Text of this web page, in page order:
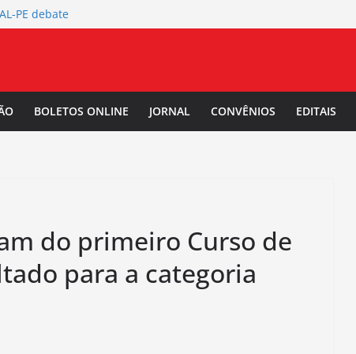
PE debate
Mulher Negra
da
Salarial
BOLETOS ONLINE JORNAL CONVÊNIOS EDITAIS
do primeiro Curso de
para a categoria